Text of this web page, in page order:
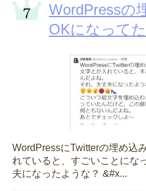
WordPressの
OKになってた
WordPressにTwitterの埋め込
れていると、すごいことにな
夫になったような？ &#x...